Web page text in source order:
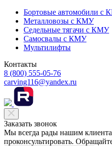
Бортовые автомобили с
Металловозы с КМУ
Седельные тягачи с КМУ
Самосвалы с КМУ
Мультилифты
Контакты
8 (800) 555-05-76
carving116@yandex.ru
Заказать звонок
Мы всегда рады нашим
проконсультировать.